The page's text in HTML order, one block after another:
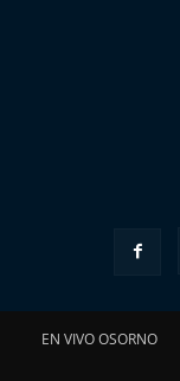
EN VIVO OSORNO